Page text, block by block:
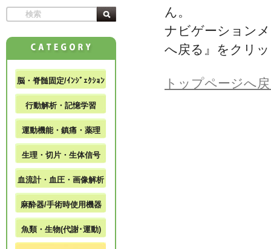
ん。
ナビゲーション
へ戻る』をクリ
トップページへ
脳・脊髄固定/ｲﾝｼﾞｪｸｼｮﾝ
行動解析・記憶学習
運動機能・鎮痛・薬理
生理・切片・生体信号
血流計・血圧・画像解析
麻酔器/手術時使用機器
魚類・生物(代謝･運動)